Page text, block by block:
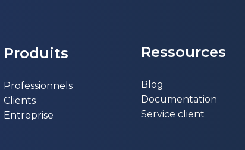
Produits
Professionnels
Clients
Entreprise
Ressources
Blog
Documentation
Service client